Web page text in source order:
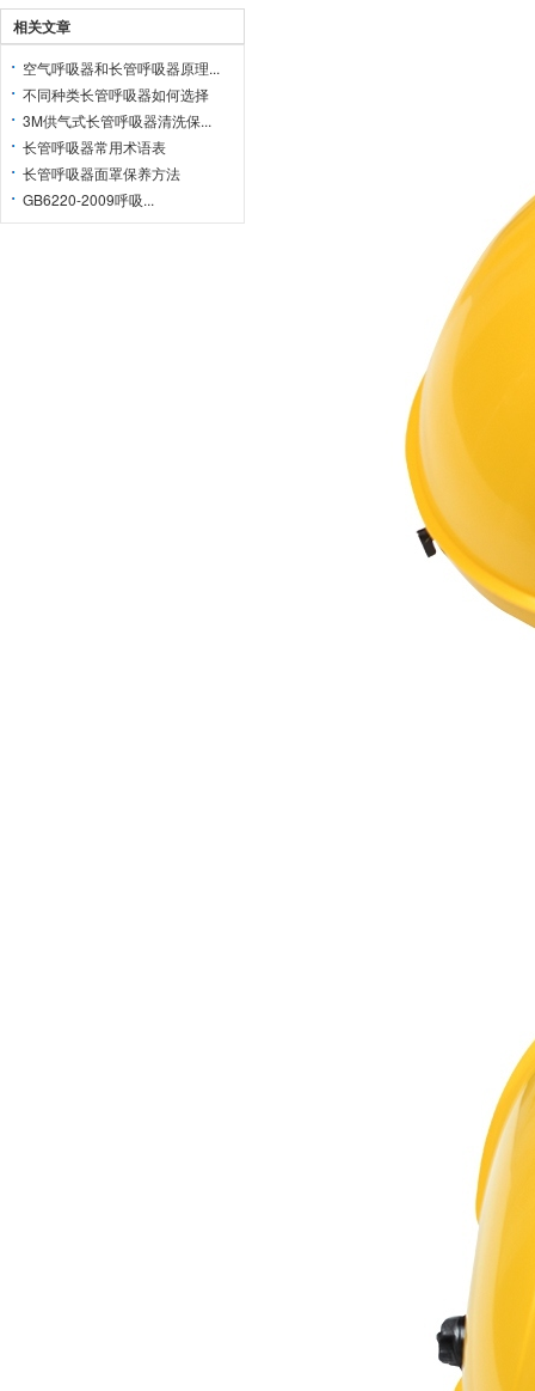
相关文章
空气呼吸器和长管呼吸器原理...
不同种类长管呼吸器如何选择
3M供气式长管呼吸器清洗保...
长管呼吸器常用术语表
长管呼吸器面罩保养方法
GB6220-2009呼吸...